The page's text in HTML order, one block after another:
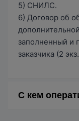
5) СНИЛС.
6) Договор об
заполненный и
заказчика (2
С кем